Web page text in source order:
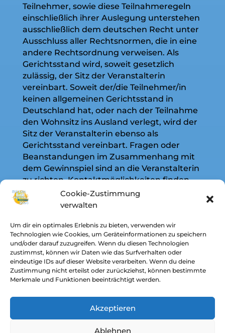
Cookie-Zustimmung
verwalten
Um dir ein optimales Erlebnis zu bieten, verwenden wir
Technologien wie Cookies, um Geräteinformationen zu speichern
und/oder darauf zuzugreifen. Wenn du diesen Technologien
zustimmst, können wir Daten wie das Surfverhalten oder
eindeutige IDs auf dieser Website verarbeiten. Wenn du deine
Zustimmung nicht erteilst oder zurückziehst, können bestimmte
Merkmale und Funktionen beeinträchtigt werden.
Akzeptieren
Ablehnen
Teilnehmer, sowie diese Teilnahmeregeln
einschließlich ihrer Auslegung unterstehen
ausschließlich dem deutschen Recht unter
Ausschluss aller Rechtsnormen, die in eine
andere Rechtsordnung verweisen. Als
Gerichtsstand wird, soweit gesetzlich
zulässig, der Sitz der Veranstalterin
vereinbart. Soweit der/die Teilnehmer/in
keinen allgemeinen Gerichtsstand in
Deutschland hat, oder nach der Teilnahme
den Wohnsitz ins Ausland verlegt, wird der
Sitz der Veranstalterin ebenso als
Gerichtsstand vereinbart. Fragen oder
Beanstandungen im Zusammenhang mit
dem Gewinnspiel sind an die Veranstalterin
zu richten. Kontaktmöglichkeiten finden
sich im Infobereich der Facebook-Seite vom
Strandbadfestival Rodgau.
Viel Glück und Erfolg wünscht das Team
des Strandbadfestivals!
INFOS DATENSCHUTZERKLÄRUNG
AGBS
NEWSLETTER